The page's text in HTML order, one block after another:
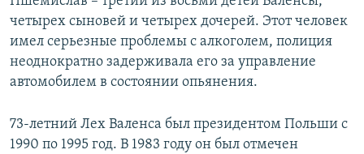
четырех сыновей и четырех дочерей. Этот человек
имел серьезные проблемы с алкоголем, полиция
неоднократно задерживала его за управление
автомобилем в состоянии опьянения.
73-летний Лех Валенса был президентом Польши с
1990 по 1995 год. В 1983 году он был отмечен